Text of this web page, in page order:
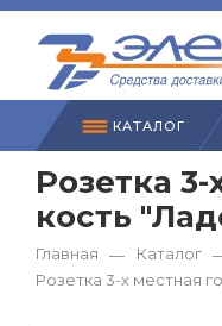
КАТАЛОГ
Розетка
кость
Главная — Каталог
Розетка 3-х местная